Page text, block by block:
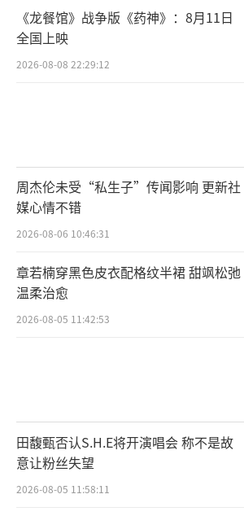
《龙餐馆》战争版《药神》：8月11日
全国上映
2026-08-08 22:29:12
周杰伦未受“私生子”传闻影响 更新社
媒心情不错
2026-08-06 10:46:31
章若楠穿黑色皮衣配格纹半裙 甜飒松弛
温柔治愈
2026-08-05 11:42:53
田馥甄否认S.H.E将开演唱会 称不是故
意让粉丝失望
2026-08-05 11:58:11